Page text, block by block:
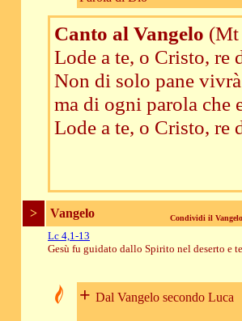
Canto al Vangelo (Mt
Lode a te, o Cristo, re
Non di solo pane
ma di ogni parola che
Lode a te, o Cristo, re
> Vangelo Condividi il
Lc 4,1-13
Gesù fu guidato dallo Spirito nel deserto e
+ Dal Vangelo secondo Luca